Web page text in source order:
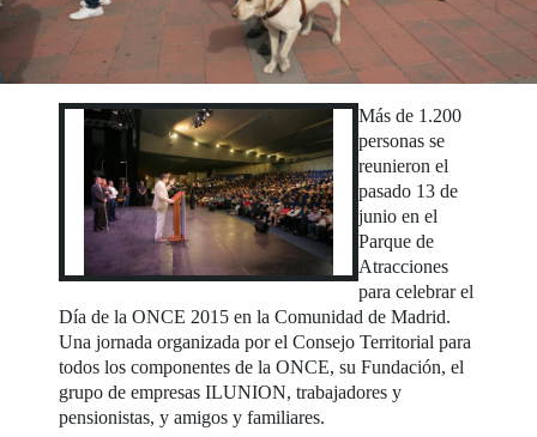
Más de 1.200
personas se
reunieron el
pasado 13 de
junio en el
Parque de
Atracciones
para celebrar el
Día de la ONCE 2015 en la Comunidad de Madrid.
Una jornada organizada por el Consejo Territorial para
todos los componentes de la ONCE, su Fundación, el
grupo de empresas ILUNION, trabajadores y
pensionistas, y amigos y familiares.